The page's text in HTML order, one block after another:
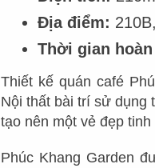
Địa điểm:
Thời gian
Thiết kế quán café
Nội thất bài trí sử dụng
tạo nên một vẻ đẹp tinh
Phúc Khang Garden